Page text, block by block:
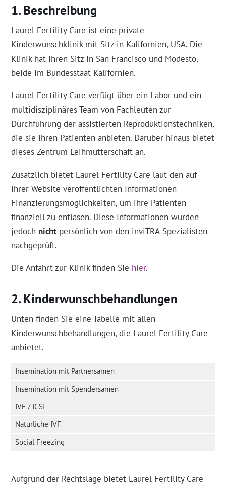
Beschreibung
Laurel Fertility Care ist eine private
Kinderwunschklinik mit Sitz in Kalifornien, USA. Die
Klinik hat ihren Sitz in San Francisco und Modesto,
beide im Bundesstaat Kalifornien.
Laurel Fertility Care verfügt über ein Labor und ein
multidisziplinäres Team von Fachleuten zur
Durchführung der assistierten Reproduktionstechniken,
die sie ihren Patienten anbieten. Darüber hinaus bietet
dieses Zentrum Leihmutterschaft an.
Zusätzlich bietet Laurel Fertility Care laut den auf
ihrer Website veröffentlichten Informationen
Finanzierungsmöglichkeiten, um ihre Patienten
finanziell zu entlasen. Diese Informationen wurden
jedoch nicht persönlich von den inviTRA-Spezialisten
nachgeprüft.
Die Anfahrt zur Klinik finden Sie hier.
Kinderwunschbehandlungen
Unten finden Sie eine Tabelle mit allen
Kinderwunschbehandlungen, die Laurel Fertility Care
anbietet.
Insemination mit Partnersamen
Insemination mit Spendersamen
IVF / ICSI
Natürliche IVF
Social Freezing
Aufgrund der Rechtslage bietet Laurel Fertility Care